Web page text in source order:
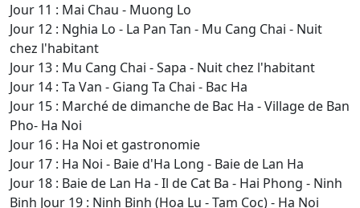
Jour 11 : Mai Chau - Muong Lo
Jour 12 : Nghia Lo - La Pan Tan - Mu Cang Chai - Nuit
chez l'habitant
Jour 13 : Mu Cang Chai - Sapa - Nuit chez l'habitant
Jour 14 : Ta Van - Giang Ta Chai - Bac Ha
Jour 15 : Marché de dimanche de Bac Ha - Village de Ban
Pho- Ha Noi
Jour 16 : Ha Noi et gastronomie
Jour 17 : Ha Noi - Baie d'Ha Long - Baie de Lan Ha
Jour 18 : Baie de Lan Ha - Il de Cat Ba - Hai Phong - Ninh
Binh Jour 19 : Ninh Binh (Hoa Lu - Tam Coc) - Ha Noi